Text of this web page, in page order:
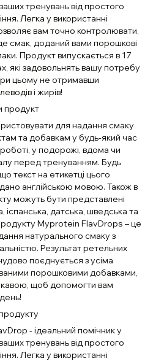
тренувань від простого
Легка у використанні
вам точно контролювати,
смак, доданий вами порошкові
Продукт випускається в 17
які задовольнять вашу потребу
цьому не отримавши
і жирів!
продукт
для надання смаку
та добавкам у будь-який час
у подорожі, вдома чи
перед тренуванням. Будь
текст на етикетці цього
англійською мовою. Також в
можуть бути представлені
іспанська, датська, шведська та
Myprotein FlavDrops – це
натурального смаку з
Результат ретельних
поєднується з усіма
порошковими добавками,
щоб допомогти вам
- ідеальний помічник у
тренувань від простого
Легка у використанні